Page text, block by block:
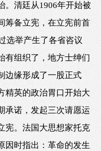
。清廷从1906年开始被
筹备立宪，在立宪前首
选举产生了各省咨议
有组织了，地方士绅们
边缘形成了一股正式
精英的政治胃口开始大
承诺，发起三次请愿运
宪。法国大思想家托克
因时指出：革命的发生